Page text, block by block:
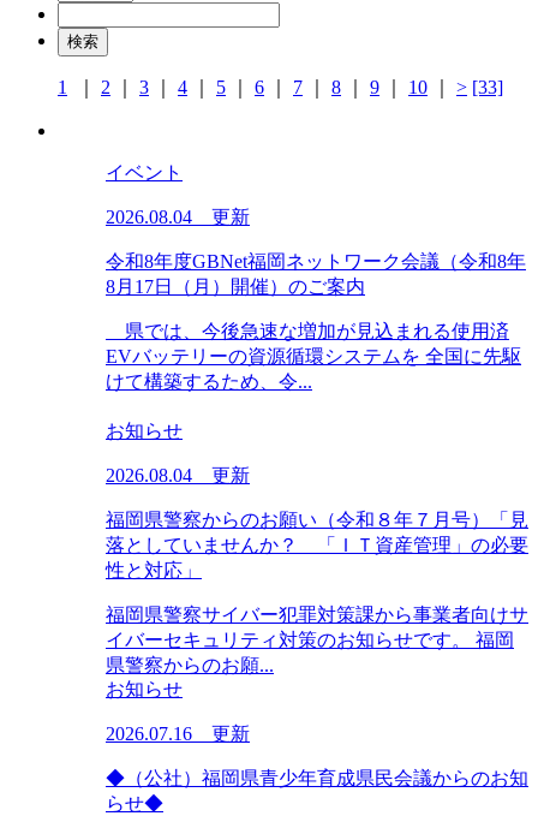
1 2 3 4 5 6 7 8 9 10 > [33]
イベント
2026.08.04 更新
令和8年度GBNet福岡ネットワーク会議（令和8年
8月17日（月）開催）のご案内
県では、今後急速な増加が見込まれる使用済
EVバッテリーの資源循環システムを 全国に先駆
けて構築するため、令...
お知らせ
2026.08.04 更新
福岡県警察からのお願い（令和８年７月号）「見
落としていませんか？ 「ＩＴ資産管理」の必要
性と対応」
福岡県警察サイバー犯罪対策課から事業者向けサ
イバーセキュリティ対策のお知らせです。 福岡
県警察からのお願...
お知らせ
2026.07.16 更新
◆（公社）福岡県青少年育成県民会議からのお知
らせ◆